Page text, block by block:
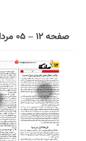
صفحه ۱۲ – ۰۵ مرداد ۱۳۹۸
4